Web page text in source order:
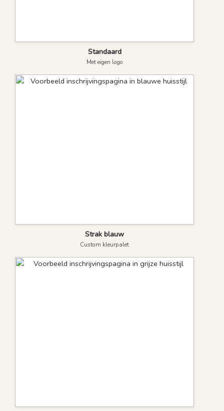
Standaard
Met eigen logo
Strak blauw
Custom kleurpalet